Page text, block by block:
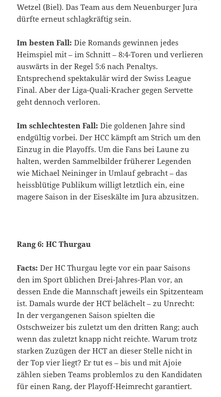
Wetzel (Biel). Das Team aus dem Neuenburger Jura
dürfte erneut schlagkräftig sein.
Im besten Fall: Die Romands gewinnen jedes
Heimspiel mit – im Schnitt – 8:4-Toren und verlieren
auswärts in der Regel 5:6 nach Penaltys.
Entsprechend spektakulär wird der Swiss League
Final. Aber der Liga-Quali-Kracher gegen Servette
geht dennoch verloren.
Im schlechtesten Fall: Die goldenen Jahre sind
endgültig vorbei. Der HCC kämpft am Strich um den
Einzug in die Playoffs. Um die Fans bei Laune zu
halten, werden Sammelbilder früherer Legenden
wie Michael Neininger in Umlauf gebracht – das
heissblütige Publikum willigt letztlich ein, eine
magere Saison in der Eiseskälte im Jura abzusitzen.
Rang 6: HC Thurgau
Facts: Der HC Thurgau legte vor ein paar Saisons
den im Sport üblichen Drei-Jahres-Plan vor, an
dessen Ende die Mannschaft jeweils ein Spitzenteam
ist. Damals wurde der HCT belächelt – zu Unrecht:
In der vergangenen Saison spielten die
Ostschweizer bis zuletzt um den dritten Rang; auch
wenn das zuletzt knapp nicht reichte. Warum trotz
starken Zuzügen der HCT an dieser Stelle nicht in
der Top vier liegt? Er tut es – bis und mit Ajoie
zählen sieben Teams problemlos zu den Kandidaten
für einen Rang, der Playoff-Heimrecht garantiert.